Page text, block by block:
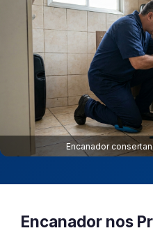
Encanador
Encanador nos